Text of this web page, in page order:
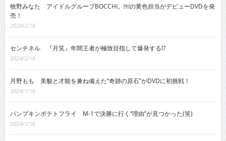
牧野みなた アイドルグループBOCCHI。￼の黄色担当がデビューDVDを発
売！
2024/2/16
センチネル 『月笑』年間王者が極致目指して爆発する!?
2024/2/16
月野もも 美貌と才能を兼ね備えた“奇跡の原石”がDVDに初挑戦！
2024/1/16
パンプキンポテトフライ M-1で決勝に行く“理由”が見つかった(笑)
2024/1/16